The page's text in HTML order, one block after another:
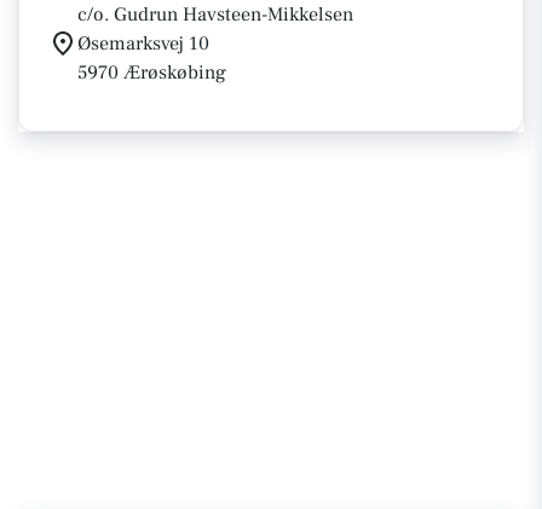
c/o. Gudrun Havsteen-Mikkelsen
Øsemarksvej 10
5970 Ærøskøbing